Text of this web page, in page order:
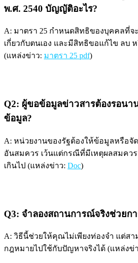
พ.ศ. 2540 บัญญัติอะไร?
A: มาตรา 25 กำหนดสิทธิของบุคคลที่จ
เกี่ยวกับตนเอง และมีสิทธิขอแก้ไข ลบ
(แหล่งข่าว: มาตรา 25 pdf)
Q2: ผู้ขอข้อมูลข่าวสารต้องรอนา
ข้อมูล?
A: หน่วยงานของรัฐต้องให้ข้อมูลหรือจั
อันสมควร เว้นแต่กรณีที่มีเหตุผลสมคว
เกินไป (แหล่งข่าว: Doc)
Q3: จำลองสถานการณ์จริงช่วยกา
A: วิธีนี้ช่วยให้คุณไม่เพียงท่องจำ แต่สา
กฎหมายไปใช้กับปัญหาจริงได้ (แหล่งข่